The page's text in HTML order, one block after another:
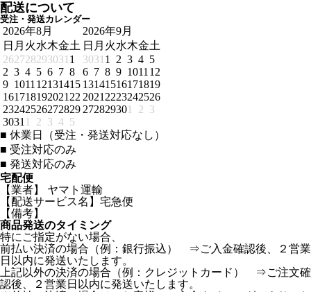
配送について
受注・発送カレンダー
2026年8月
日 月 火水木金土
262728293031 1
2 3 4 5 6 7 8
9 1011 12131415
161718192021 22
23242526272829
3031 1 2 3 4 5
2026年9月
日 月 火水木金土
3031 1 2 3 4 5
6 7 8 9 1011 12
13141516171819
2021 2223242526
272829301 2 3
■ 休業日（受注・発送対応なし）
■ 受注対応のみ
■ 発送対応のみ
宅配便
【業者】 ヤマト運輸
【配送サービス名】宅急便
【備考】
商品発送のタイミング
特にご指定がない場合、
前払い決済の場合（例：銀行振込） ⇒ご入金確認後、２営業
日以内に発送いたします。
上記以外の決済の場合（例：クレジットカード） ⇒ご注文確
認後、２営業日以内に発送いたします。